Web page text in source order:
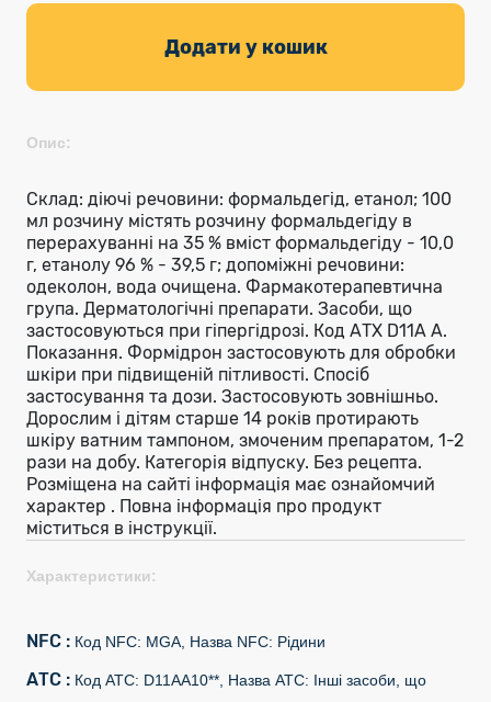
Додати у кошик
Опис:
Склад: діючі речовини: формальдегід, етанол; 100
мл розчину містять розчину формальдегіду в
перерахуванні на 35 % вміст формальдегіду - 10,0
г, етанолу 96 % - 39,5 г; допоміжні речовини:
одеколон, вода очищена. Фармакотерапевтична
група. Дерматологічні препарати. Засоби, що
застосовуються при гіпергідрозі. Код АТХ D11A A.
Показання. Формідрон застосовують для обробки
шкіри при підвищеній пітливості. Спосіб
застосування та дози. Застосовують зовнішньо.
Дорослим і дітям старше 14 років протирають
шкіру ватним тампоном, змоченим препаратом, 1-2
рази на добу. Категорія відпуску. Без рецепта.
Розміщена на сайті інформація має ознайомчий
характер . Повна інформація про продукт
міститься в інструкції.
Характеристики:
NFC : Код NFC: MGA, Назва NFC: Рідини
АТС : Код АТС: D11AA10**, Назва АТС: Інші засоби, що